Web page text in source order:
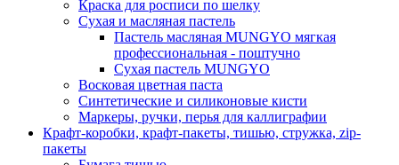
Краска для росписи по шелку
Cухая и масляная пастель
Пастель масляная MUNGYO мягкая
профессиональная - поштучно
Сухая пастель MUNGYO
Восковая цветная паста
Синтетические и силиконовые кисти
Маркеры, ручки, перья для каллиграфии
Крафт-коробки, крафт-пакеты, тишью, стружка, zip-
пакеты